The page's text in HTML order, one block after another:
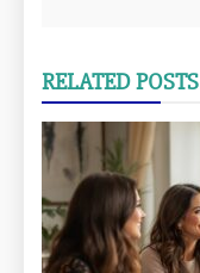
RELATED POSTS